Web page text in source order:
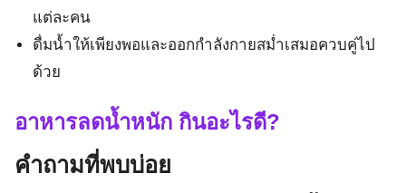
แต่ละคน
ดื่มน้ำให้เพียงพอและออกกำลังกายสม่ำเสมอควบคู่ไป
ด้วย
อาหารลดน้ำหนัก กินอะไรดี?
คำถามที่พบบ่อย